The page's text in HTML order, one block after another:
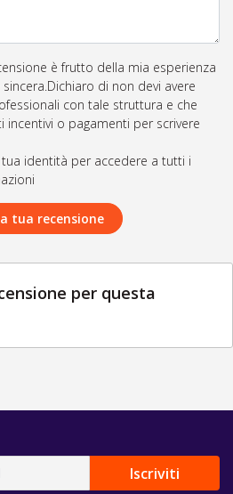
è frutto della mia esperienza
di non devi avere
con tale struttura e che
o pagamenti per scrivere
identità per accedere a tutti i
tua recensione
per questa